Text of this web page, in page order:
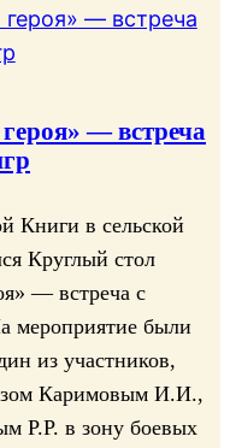
— встреча
Книги в сельской
Круглый стол
— встреча с
мероприятие были
из участников,
Каримовым И.И.,
Р.Р. в зону боевых